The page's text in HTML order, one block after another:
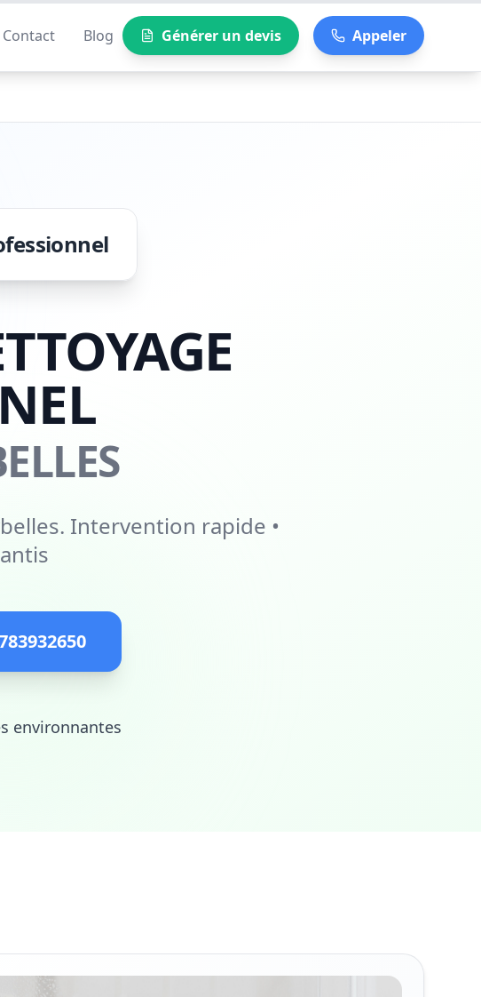
Contact Blog Générer un devis Appeler
Intervention rapide •
environnantes